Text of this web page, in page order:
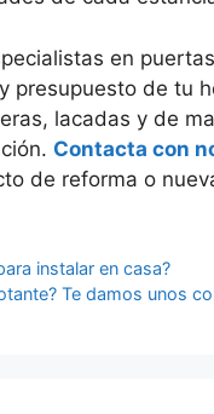
en
presupuesto de tu
lacadas y de
Contacta con
de reforma o
instalar en casa?
Te damos unos